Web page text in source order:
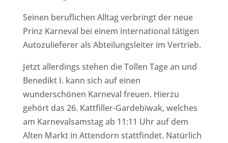
Seinen beruflichen Alltag verbringt der neue
Prinz Karneval bei einem international tätigen
Autozulieferer als Abteilungsleiter im Vertrieb.
Jetzt allerdings stehen die Tollen Tage an und
Benedikt I. kann sich auf einen
wunderschönen Karneval freuen. Hierzu
gehört das 26. Kattfiller-Gardebiwak, welches
am Karnevalsamstag ab 11:11 Uhr auf dem
Alten Markt in Attendorn stattfindet. Natürlich